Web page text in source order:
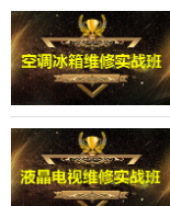
点击免费咨询